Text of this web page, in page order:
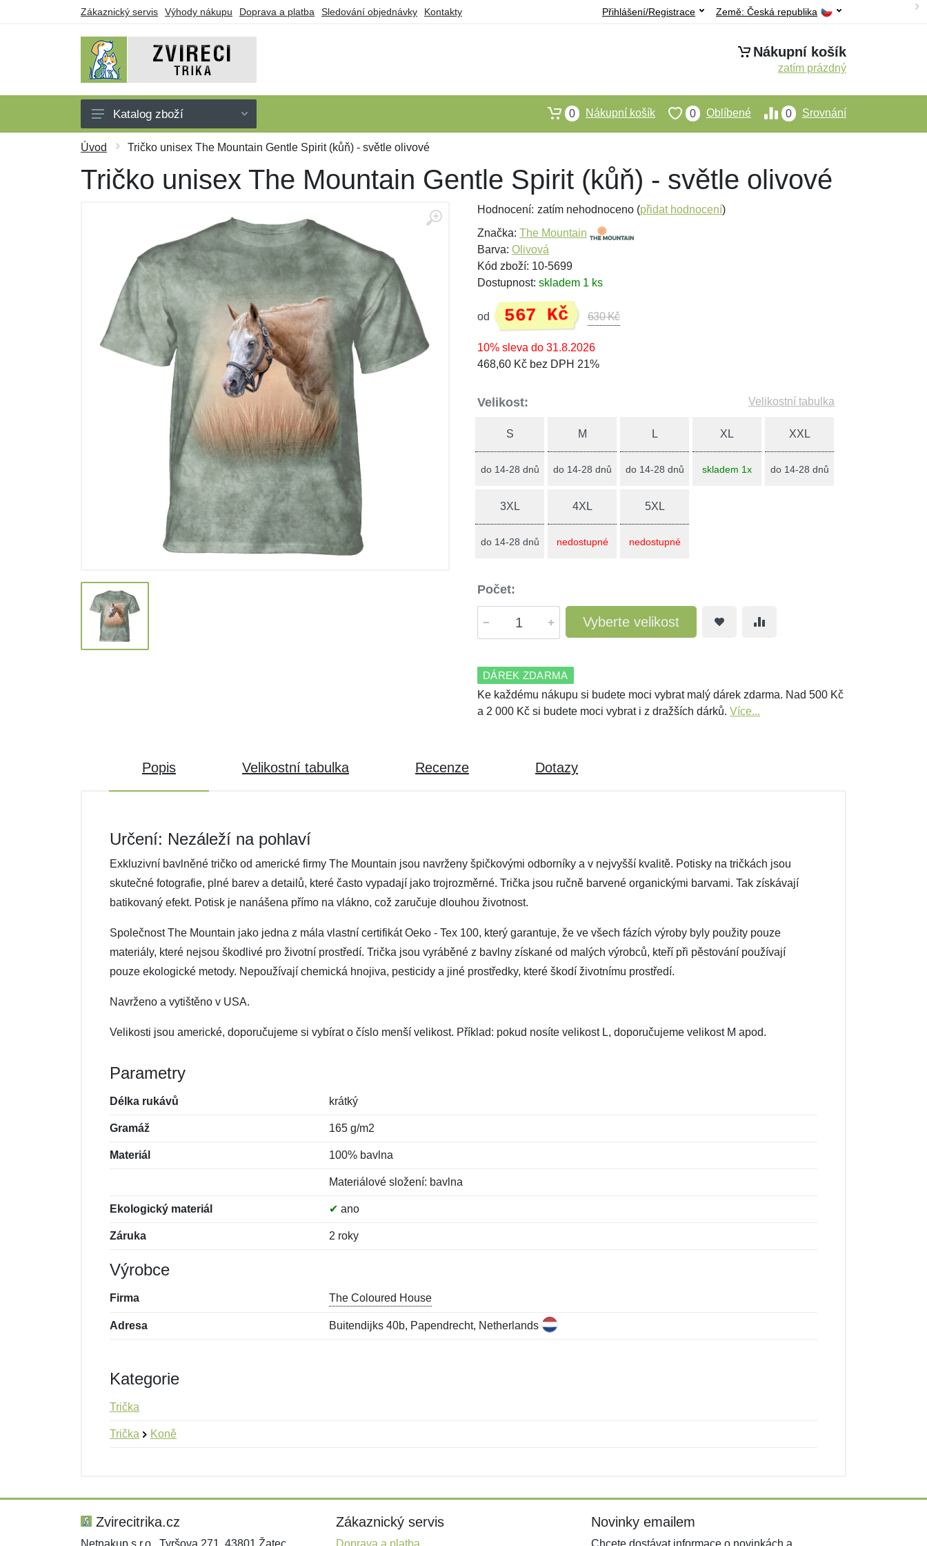
Zákaznický servis Výhody nákupu Doprava a platba Sledování objednávky Kontakty Země: Česká republika
Přihlášení/Registrace
Nákupní košík
zatím prázdný
Trička
Tílka
Dárkové poukazy
Výprodej
Katalog zboží 0 Srovnání
0 Oblíbené
0 Nákupní košík
Úvod Tričko unisex The Mountain Gentle Spirit (kůň) - světle olivové
Tričko unisex The Mountain Gentle Spirit (kůň) - světle olivové
Hodnocení: zatím nehodnoceno (přidat hodnocení)
Značka: The Mountain
Barva: Olivová
Kód zboží: 10-5699
Dostupnost: skladem 1 ks
od 567 Kč 630 Kč
10% sleva do 31.8.2026
468,60 Kč bez DPH 21%
Velikost: Velikostní tabulka
S
do 14-28 dnů
M
do 14-28 dnů
L
do 14-28 dnů
XL
skladem 1x
XXL
do 14-28 dnů
3XL
do 14-28 dnů
4XL
nedostupné
5XL
nedostupné
Počet:
Vyberte velikost
DÁREK ZDARMA
Ke každému nákupu si budete moci vybrat malý dárek zdarma. Nad 500 Kč
a 2 000 Kč si budete moci vybrat i z dražších dárků. Více...
Popis Velikostní tabulka Recenze Dotazy
Určení: Nezáleží na pohlaví
Exkluzivní bavlněné tričko od americké firmy The Mountain jsou navrženy špičkovými odborníky a v nejvyšší kvalitě. Potisky na tričkách jsou
skutečné fotografie, plné barev a detailů, které často vypadají jako trojrozměrné. Trička jsou ručně barvené organickými barvami. Tak získávají
batikovaný efekt. Potisk je nanášena přímo na vlákno, což zaručuje dlouhou životnost.
Společnost The Mountain jako jedna z mála vlastní certifikát Oeko - Tex 100, který garantuje, že ve všech fázích výroby byly použity pouze
materiály, které nejsou škodlivé pro životní prostředí. Trička jsou vyráběné z bavlny získané od malých výrobců, kteří při pěstování používají
pouze ekologické metody. Nepoužívají chemická hnojiva, pesticidy a jiné prostředky, které škodí životnímu prostředí.
Navrženo a vytištěno v USA.
Velikosti jsou americké, doporučujeme si vybírat o číslo menší velikost. Příklad: pokud nosíte velikost L, doporučujeme velikost M apod.
Parametry
Délka rukávů krátký
Gramáž 165 g/m2
Materiál 100% bavlna
Materiálové složení: bavlna
Ekologický materiál ✔ ano
Záruka 2 roky
Výrobce
Firma The Coloured House
Adresa Buitendijks 40b, Papendrecht, Netherlands
Kategorie
Trička
Trička Koně
Zvirecitrika.cz
Netnakup s.r.o., Tyršova 271, 43801 Žatec
Zákaznický servis
Doprava a platba
Novinky emailem
Chcete dostávat informace o novinkách a